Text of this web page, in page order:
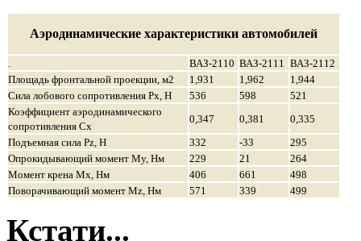
Аэродинамические характеристики автомобилей
. ВАЗ-2110 ВАЗ-2111 ВАЗ-2112
Площадь фронтальной проекции, м2
1,931 1,962
1,944
Сила лобового сопротивления Рх, Н
536 598
521
Коэффициент аэродинамического
сопротивления Сх
0,347 0,381
0,335
Подъемная сила Pz, Н
332 -33
295
Опрокидывающий момент Му, Нм
229 21
264
Момент крена Мх, Нм
406 661
498
Поворачивающий момент Mz, Нм
571 339 499
Кстати...